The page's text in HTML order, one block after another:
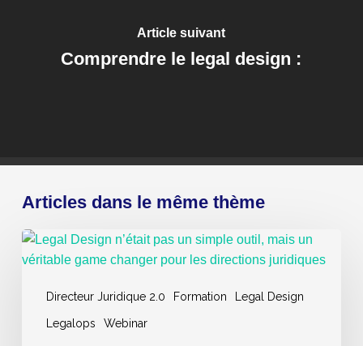
Article suivant
Comprendre le legal design :
Articles dans le même thème
Directeur Juridique 2.0 Formation Legal Design
Legalops Webinar
Legal
Design
direction
juridique